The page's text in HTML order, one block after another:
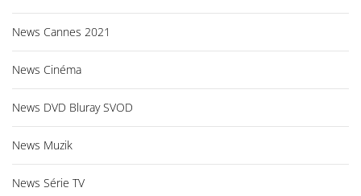
News Cannes 2021
News Cinéma
News DVD Bluray SVOD
News Muzik
News Série TV